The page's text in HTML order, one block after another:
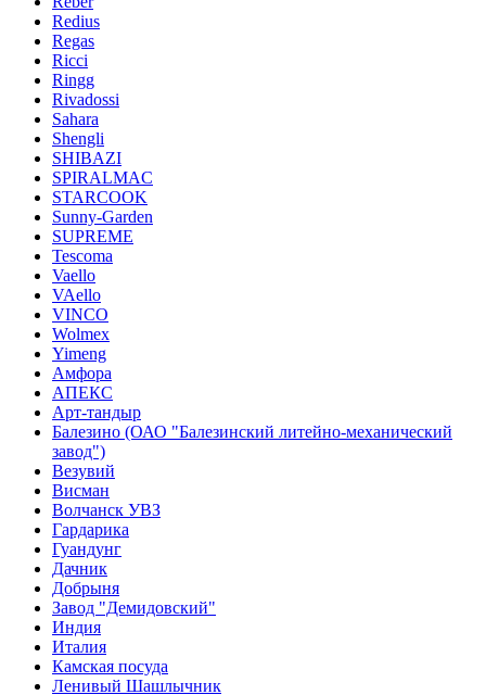
Redius
Regas
Ricci
Ringg
Rivadossi
Sahara
Shengli
SHIBAZI
SPIRALMAC
STARCOOK
Sunny-Garden
SUPREME
Tescoma
Vaello
VAello
VINCO
Wolmex
Yimeng
Амфора
АПЕКС
Арт-тандыр
Балезино (ОАО "Балезинский литейно-механический
завод")
Везувий
Висман
Волчанск УВЗ
Гардарика
Гуандунг
Дачник
Добрыня
Завод "Демидовский"
Индия
Италия
Камская посуда
Ленивый Шашлычник